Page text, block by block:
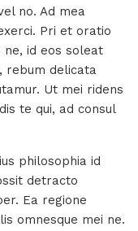
no. Ad mea
Pri et oratio
ne, id eos soleat
rebum delicata
Ut mei ridens
te qui, ad consul
philosophia id
detracto
Ea regione
omnesque mei ne.